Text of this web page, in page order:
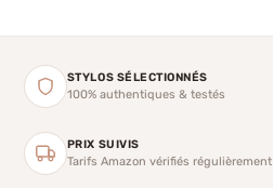
STYLOS SÉLECTIONNÉS
100% authentiques & testés
PRIX SUIVIS
Tarifs Amazon vérifiés régulièrement